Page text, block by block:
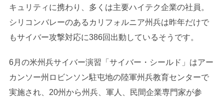
キュリティに携わり、多くは主要ハイテク企業の社員。
シリコンバレーのあるカリフォルニア州兵は昨年だけで
もサイバー攻撃対応に386回出動しているそうです。
6月の米州兵サイバー演習「サイバー・シールド」はアー
カンソー州ロビンソン駐屯地の陸軍州兵教育センターで
実施され、20州から州兵、軍人、民間企業専門家が参